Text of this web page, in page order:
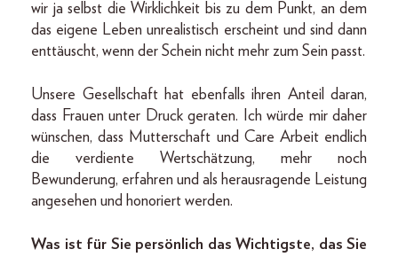
wir ja selbst die Wirklichkeit bis zu dem Punkt, an dem
das eigene Leben unrealistisch erscheint und sind dann
enttäuscht, wenn der Schein nicht mehr zum Sein passt.
Unsere Gesellschaft hat ebenfalls ihren Anteil daran,
dass Frauen unter Druck geraten. Ich würde mir daher
wünschen, dass Mutterschaft und Care Arbeit endlich
die verdiente Wertschätzung, mehr noch
Bewunderung, erfahren und als herausragende Leistung
angesehen und honoriert werden.
Was ist für Sie persönlich das Wichtigste, das Sie